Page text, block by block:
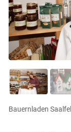
Bauernladen